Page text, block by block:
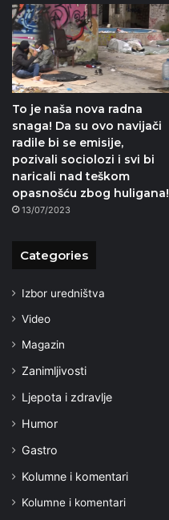
To je naša nova radna
snaga! Da su ovo navijači
radile bi se emisije,
pozivali sociolozi i svi bi
naricali nad teškom
opasnošću zbog huligana!
13/07/2023
Categories
Izbor uredništva
Video
Magazin
Zanimljivosti
Ljepota i zdravlje
Humor
Gastro
Kolumne i komentari
Kolumne i komentari